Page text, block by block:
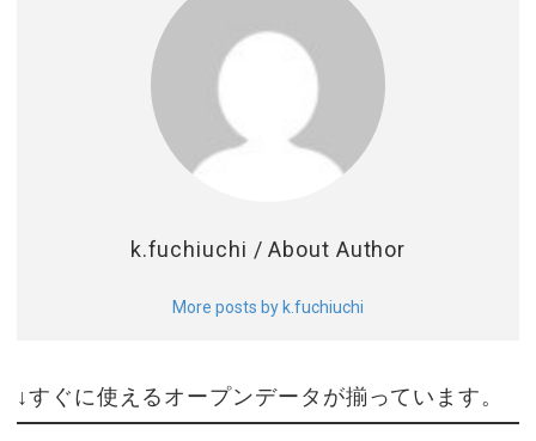
k.fuchiuchi / About Author
More posts by k.fuchiuchi
↓すぐに使えるオープンデータが揃っています。